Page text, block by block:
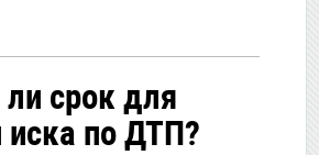
ли срок для
иска по ДТП?